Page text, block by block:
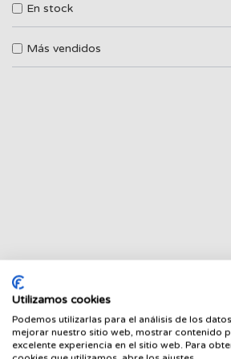
En stock
Más vendidos
Utilizamos cookies
Podemos utilizarlas para el análisis de los
mejorar nuestro sitio web, mostrar contenido
excelente experiencia en el sitio web. Para